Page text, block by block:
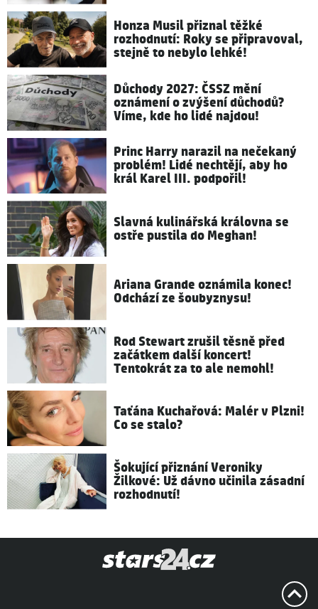
Honza Musil přiznal těžké
rozhodnutí: Roky se připravoval,
stejně to nebylo lehké!
Důchody 2027: ČSSZ mění
oznámení o zvýšení důchodů?
Víme, kde ho lidé najdou!
Princ Harry narazil na nečekaný
problém! Lidé nechtějí, aby ho
král Karel III. podpořil!
Slavná kulinářská královna se
ostře pustila do Meghan!
Ariana Grande oznámila konec!
Odchází ze šoubyznysu!
Rod Stewart zrušil těsně před
začátkem další koncert!
Tentokrát za to ale nemohl!
Taťána Kuchařová: Malér v Plzni!
Co se stalo?
Šokující přiznání Veroniky
Žilkové: Už dávno učinila zásadní
rozhodnutí!